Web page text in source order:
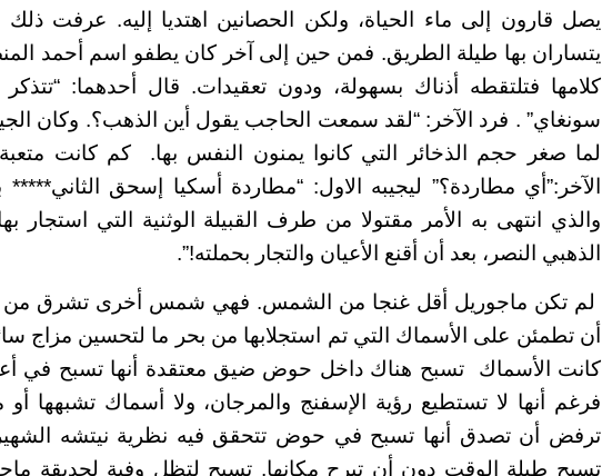
يصل قارون إلى ماء الحياة، ولكن الحصانين اهتديا إليه. عرفت ذلك
يتساران بها طيلة الطريق. فمن حين إلى آخر كان يطفو اسم أحمد
كلامها فتلتقطه أذناك بسهولة، ودون تعقيدات. قال أحدهما:
سونغاي” . فرد الآخر: “لقد سمعت الحاجب يقول أين الذهب؟. وكان
لما صغر حجم الذخائر التي كانوا يمنون النفس بها. كم كانت
الآخر:”أي مطاردة؟” ليجيبه الاول: “مطاردة أسكيا إسحق
والذي انتهى به الأمر مقتولا من طرف القبيلة الوثنية التي استجار
الذهبي النصر، بعد أن أقنع الأعيان والتجار بحملته!”.
لم تكن ماجوريل أقل غنجا من الشمس. فهي شمس أخرى تشرق
أن تطمئن على الأسماك التي تم استجلابها من بحر ما لتحسين مزاج
كانت الأسماك تسبح هناك داخل حوض ضيق معتقدة أنها تسبح في
فرغم أنها لا تستطيع رؤية الإسفنج والمرجان، ولا أسماك تشبهها
ترفض أن تصدق أنها تسبح في حوض تتحقق فيه نظرية نيتشه
تسبح طيلة الوقت دون أن تبرح مكانها. تسبح لتظل وفية لحديقة